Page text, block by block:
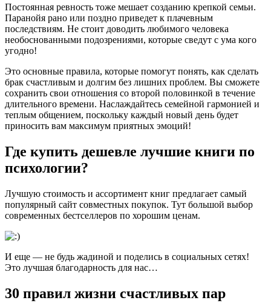
Постоянная ревность тоже мешает созданию крепкой семьи.
Паранойя рано или поздно приведет к плачевным
последствиям. Не стоит доводить любимого человека
необоснованными подозрениями, которые сведут с ума кого
угодно!
Это основные правила, которые помогут понять, как сделать
брак счастливым и долгим без лишних проблем. Вы сможете
сохранить свои отношения со второй половинкой в течение
длительного времени. Наслаждайтесь семейной гармонией и
теплым общением, поскольку каждый новый день будет
приносить вам максимум приятных эмоций!
Где купить дешевле лучшие книги по
психологии?
Лучшую стоимость и ассортимент книг предлагает самый
популярный сайт совместных покупок. Тут большой выбор
современных бестселлеров по хорошим ценам.
И еще — не будь жадиной и поделись в социальных сетях!
Это лучшая благодарность для нас…
30 правил жизни счастливых пар